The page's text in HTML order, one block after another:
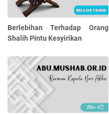
Berlebihan Terhadap Orang
Shalih Pintu Kesyirikan